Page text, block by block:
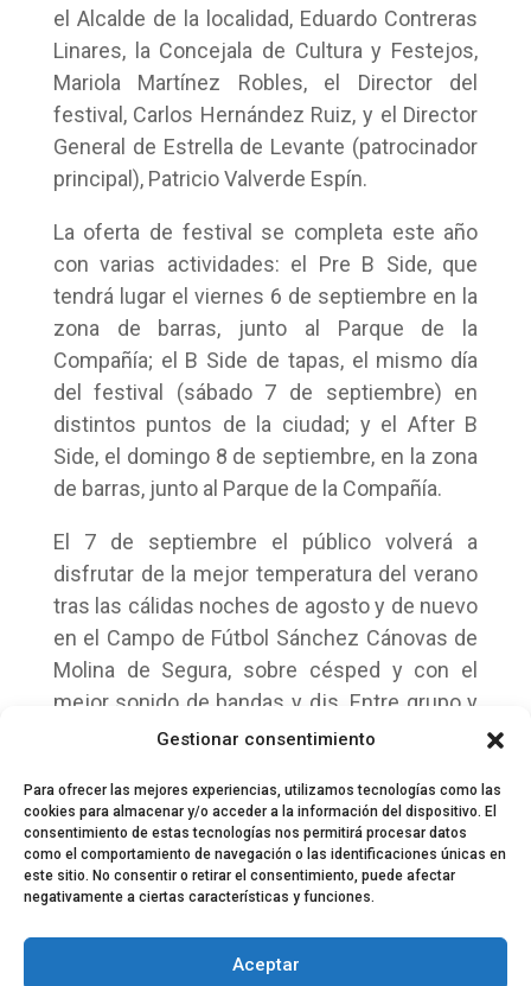
Gestionar consentimiento
Para ofrecer las mejores experiencias, utilizamos tecnologías como las
cookies para almacenar y/o acceder a la información del dispositivo. El
consentimiento de estas tecnologías nos permitirá procesar datos
como el comportamiento de navegación o las identificaciones únicas en
este sitio. No consentir o retirar el consentimiento, puede afectar
negativamente a ciertas características y funciones.
Aceptar
el Alcalde de la localidad, Eduardo Contreras
Linares, la Concejala de Cultura y Festejos,
Mariola Martínez Robles, el Director del
festival, Carlos Hernández Ruiz, y el Director
General de Estrella de Levante (patrocinador
principal), Patricio Valverde Espín.
La oferta de festival se completa este año
con varias actividades: el Pre B Side, que
tendrá lugar el viernes 6 de septiembre en la
zona de barras, junto al Parque de la
Compañía; el B Side de tapas, el mismo día
del festival (sábado 7 de septiembre) en
distintos puntos de la ciudad; y el After B
Side, el domingo 8 de septiembre, en la zona
de barras, junto al Parque de la Compañía.
El 7 de septiembre el público volverá a
disfrutar de la mejor temperatura del verano
tras las cálidas noches de agosto y de nuevo
en el Campo de Fútbol Sánchez Cánovas de
Molina de Segura, sobre césped y con el
mejor sonido de bandas y djs. Entre grupo y
grupo actuarán Black Diamond, Vincent/Mon
Equipo EPDLT Contacto